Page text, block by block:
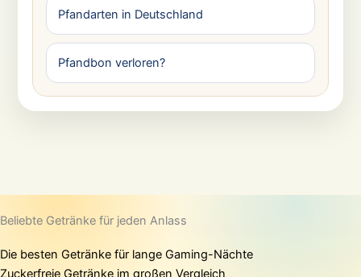
Pfandarten in Deutschland
Pfandbon verloren?
Beliebte Getränke für jeden Anlass
Die besten Getränke für lange Gaming-Nächte
Zuckerfreie Getränke im großen Vergleich